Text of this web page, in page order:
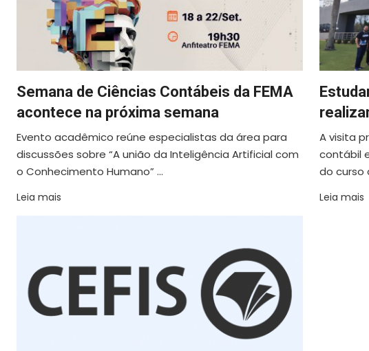
Semana de Ciências Contábeis da FEMA
acontece na próxima semana
Evento acadêmico reúne especialistas da área para
discussões sobre “A união da Inteligência Artificial com
o Conhecimento Humano” ...
Leia mais
A visita
contábil
do curso
Leia mais